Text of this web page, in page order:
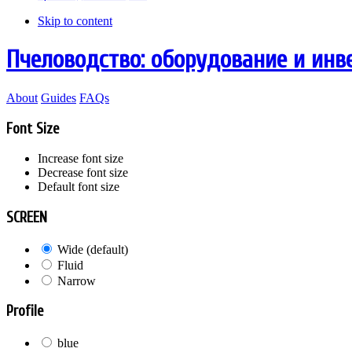
Skip to content
Пчеловодство: оборудование и
About Guides FAQs
Font Size
Increase font size
Decrease font size
Default font size
SCREEN
Wide (default)
Fluid
Narrow
Profile
blue